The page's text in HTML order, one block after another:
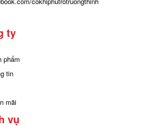
ty
phẩm
tin
mãi
vụ